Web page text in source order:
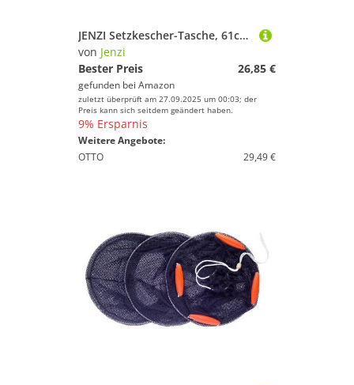
JENZI Setzkescher-Tasche, 61cm x 14cm
von Jenzi
Bester Preis
26,85 €
gefunden bei Amazon
zuletzt überprüft am 27.09.2025 um 00:03; der
Preis kann sich seitdem geändert haben.
9% Ersparnis
Weitere Angebote:
OTTO
29,49 €